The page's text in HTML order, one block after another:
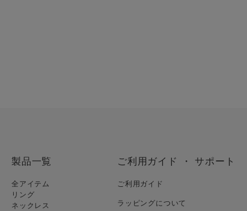
製品一覧
全アイテム
リング
ネックレス
ご利用ガイド ・ サポート
ご利用ガイド
ラッピングについて